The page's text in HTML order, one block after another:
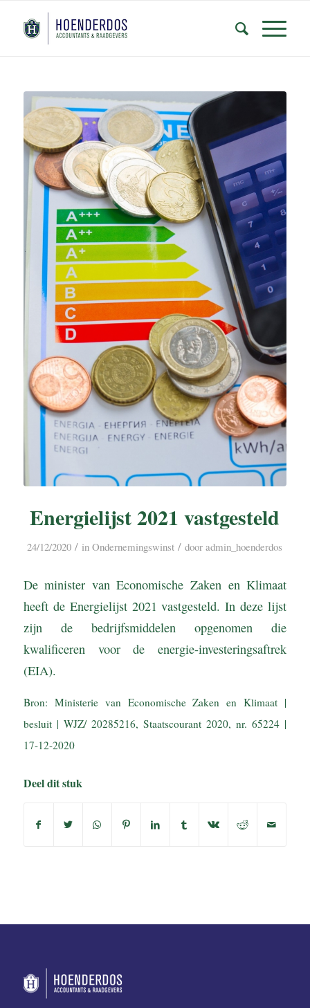
Energielijst 2021 vastgesteld
24/12/2020 / inOndernemingswinst / dooradmin_hoenderdos
De minister van Economische Zaken en Klimaat
heeft de Energielijst 2021 vastgesteld. In deze lijst
zijn de bedrijfsmiddelen opgenomen die
kwalificeren voor de energie-investeringsaftrek
(EIA).
Bron: Ministerie van Economische Zaken en Klimaat |
besluit | WJZ/ 20285216, Staatscourant 2020, nr. 65224 |
17-12-2020
Deel dit stuk